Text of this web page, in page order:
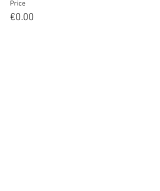
Price
€0.00